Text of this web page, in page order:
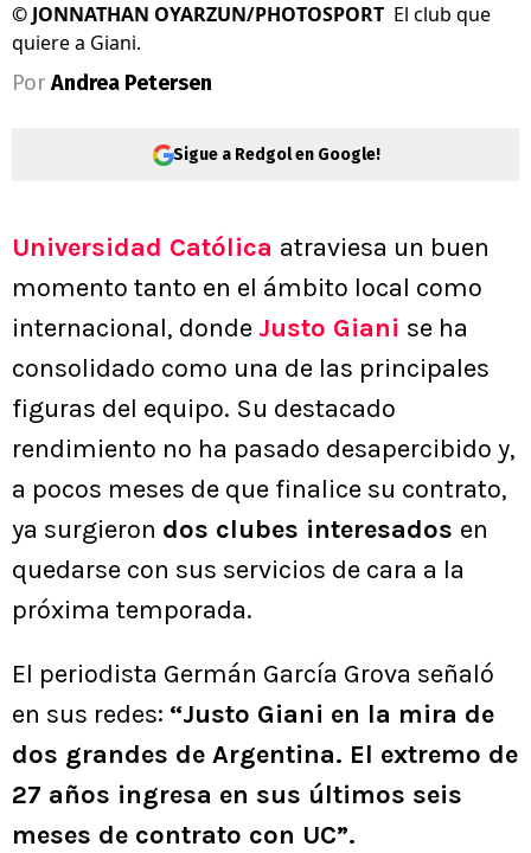
©JONNATHAN OYARZUN/PHOTOSPORT El club que
quiere a Giani.
Por Andrea Petersen
Sigue a Redgol en Google!
Universidad Católica atraviesa un buen
momento tanto en el ámbito local como
internacional, donde Justo Giani se ha
consolidado como una de las principales
figuras del equipo. Su destacado
rendimiento no ha pasado desapercibido y,
a pocos meses de que finalice su contrato,
ya surgieron dos clubes interesados en
quedarse con sus servicios de cara a la
próxima temporada.
El periodista Germán García Grova señaló
en sus redes: “Justo Giani en la mira de
dos grandes de Argentina. El extremo de
27 años ingresa en sus últimos seis
meses de contrato con UC”.